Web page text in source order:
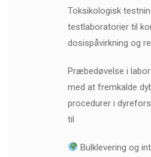
Toksikologisk
testlaboratorier til
dosispåvirkning og
Præbedøvelse i
med at fremkalde
procedurer i
til
Bulklevering og